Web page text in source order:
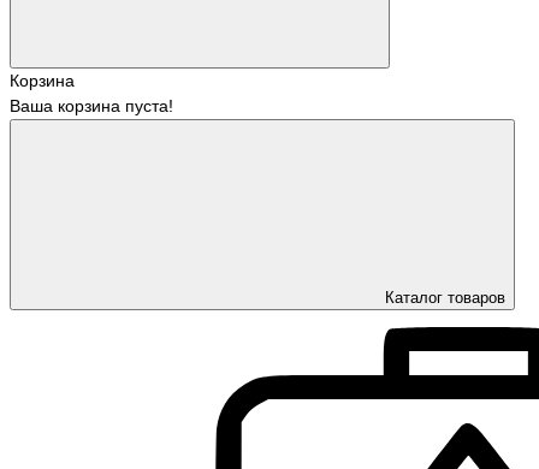
Корзина
Ваша корзина пуста!
Каталог товаров